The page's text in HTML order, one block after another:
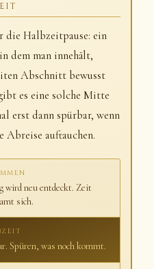
die Halbzeitpause: ein
dem man innehält,
Abschnitt bewusst
es eine solche Mitte
erst dann spürbar, wenn
Abreise auftauchen.
wird neu entdeckt. Zeit
sich.
Spüren, was noch kommt.